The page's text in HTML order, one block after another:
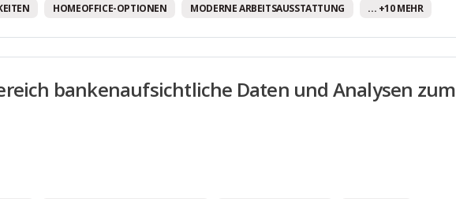
HOMEOFFICE-OPTIONEN MODERNE ARBEITSAUSSTATTUNG ... +10 MEHR
bankenaufsichtliche Daten und Analysen zum